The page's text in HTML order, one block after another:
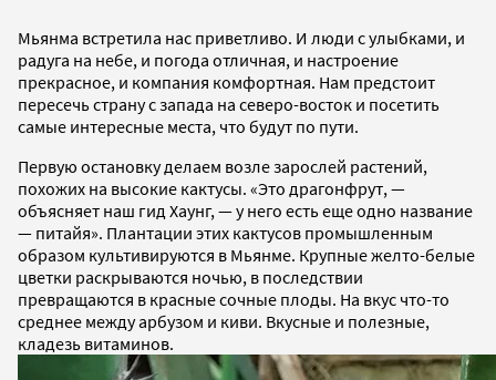
Мьянма встретила нас приветливо. И люди с улыбками, и
радуга на небе, и погода отличная, и настроение
прекрасное, и компания комфортная. Нам предстоит
пересечь страну с запада на северо-восток и посетить
самые интересные места, что будут по пути.
Первую остановку делаем возле зарослей растений,
похожих на высокие кактусы. «Это драгонфрут, —
объясняет наш гид Хаунг, — у него есть еще одно название
— питайя». Плантации этих кактусов промышленным
образом культивируются в Мьянме. Крупные желто-белые
цветки раскрываются ночью, в последствии
превращаются в красные сочные плоды. На вкус что-то
среднее между арбузом и киви. Вкусные и полезные,
кладезь витаминов.